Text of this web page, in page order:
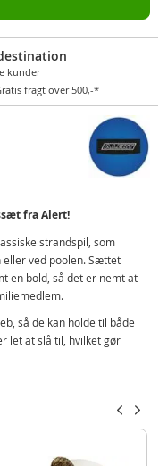
kunder
fragt over 500,-*
fra Alert!
strandspil, som
eller ved poolen. Sættet
en bold, så det er nemt at
så de kan holde til både
let at slå til, hvilket gør
picnic eller sommerfest,
når man ønsker lidt ekstra